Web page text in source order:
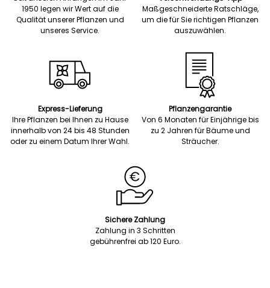
1950 legen wir Wert auf die
Qualität unserer Pflanzen und
unseres Service.
Maßgeschneiderte Ratschläge,
um die für Sie richtigen Pflanzen
auszuwählen.
Express-Lieferung
Ihre Pflanzen bei Ihnen zu Hause
innerhalb von 24 bis 48 Stunden
oder zu einem Datum Ihrer Wahl.
Pflanzengarantie
Von 6 Monaten für Einjährige bis
zu 2 Jahren für Bäume und
Sträucher.
Sichere Zahlung
Zahlung in 3 Schritten
gebührenfrei ab 120 Euro.